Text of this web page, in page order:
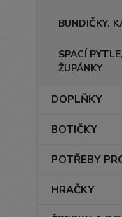
BUNDIČKY,
SPACÍ
ŽUPÁNKY
DOPLŇKY
BOTIČKY
POTŘEBY
HRAČKY